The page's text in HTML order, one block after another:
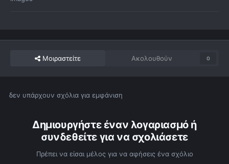
Μοιραστείτε Ακολουθούν 0
δεν υπάρχουν σχόλια για εμφάνιση
Δημιουργήστε έναν λογαριασμό ή
συνδεθείτε για να σχολιάσετε
Πρέπει να είσαι μέλος για να αφήσεις ένα σχόλιο